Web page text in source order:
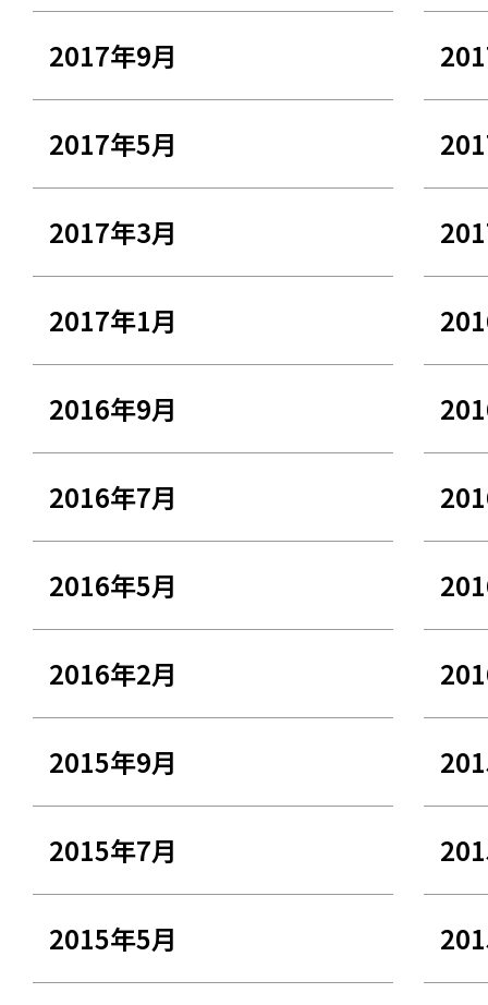
2017年9月
2017年5月
2017年3月
2017年1月
2016年9月
2016年7月
2016年5月
2016年2月
2015年9月
2015年7月
2015年5月